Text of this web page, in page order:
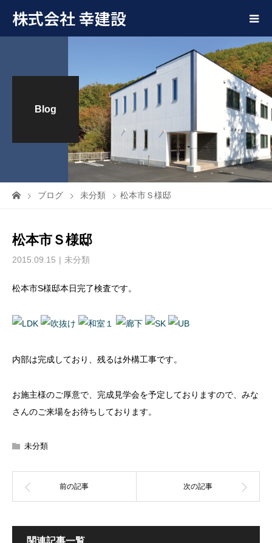
株式会社 幸建設
Blog
ブログ 未分類 松本市Ｓ様邸
松本市Ｓ様邸
2015.09.15 未分類
松本市S様邸本日完了検査です。
内部は完成しており、残るは外構工事です。
お施主様のご厚意で、完成見学会を予定しておりますので、みな
さんのご来場をお待ちしております。
未分類
関連記事一覧